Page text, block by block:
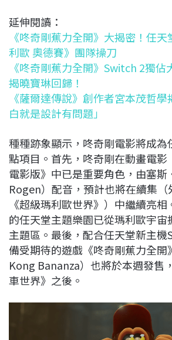
延伸閱讀：
《咚奇剛蕉力全開》大揭密！任
利歐 奧德賽》團隊操刀
《咚奇剛蕉力全開》Switch 2獨佔
揭曉寶琳回歸！
《薩爾達傳說》創作者宮本茂哲
白就是設計有問題」
種種跡象顯示，咚奇剛電影將成為
點項目。首先，咚奇剛在動畫電影
電影版》中已是重要角色，由塞
Rogen）配音，預計也將在續集
《超級瑪利歐世界》）中繼續亮
的任天堂主題樂園已從瑪利歐宇宙
主題區。最後，配合任天堂新主機
備受期待的遊戲《咚奇剛蕉力全
Kong Bananza）也將於本週發售
車世界》之後。